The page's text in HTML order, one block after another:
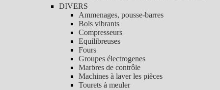
DIVERS
Ammenages, pousse-barres
Bols vibrants
Compresseurs
Equilibreuses
Fours
Groupes électrogenes
Marbres de contrôle
Machines à laver les pièces
Tourets à meuler